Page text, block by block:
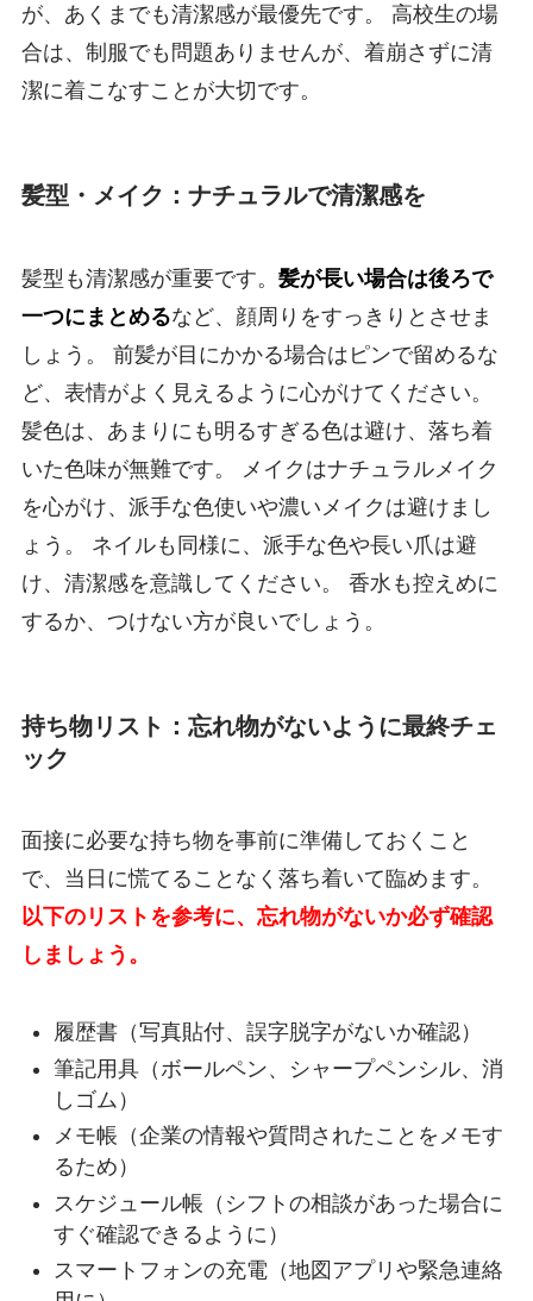
が、あくまでも清潔感が最優先です。 高校生の場
合は、制服でも問題ありませんが、着崩さずに清
潔に着こなすことが大切です。
髪型・メイク：ナチュラルで清潔感を
髪型も清潔感が重要です。 髪が長い場合は後ろで
一つにまとめるなど、顔周りをすっきりとさせま
しょう。 前髪が目にかかる場合はピンで留めるな
ど、表情がよく見えるように心がけてください。
髪色は、あまりにも明るすぎる色は避け、落ち着
いた色味が無難です。 メイクはナチュラルメイク
を心がけ、派手な色使いや濃いメイクは避けまし
ょう。 ネイルも同様に、派手な色や長い爪は避
け、清潔感を意識してください。 香水も控えめに
するか、つけない方が良いでしょう。
持ち物リスト：忘れ物がないように最終チェ
ック
面接に必要な持ち物を事前に準備しておくこと
で、当日に慌てることなく落ち着いて臨めます。
以下のリストを参考に、忘れ物がないか必ず確認
しましょう。
履歴書（写真貼付、誤字脱字がないか確認）
筆記用具（ボールペン、シャープペンシル、消
しゴム）
メモ帳（企業の情報や質問されたことをメモす
るため）
スケジュール帳（シフトの相談があった場合に
すぐ確認できるように）
スマートフォンの充電（地図アプリや緊急連絡